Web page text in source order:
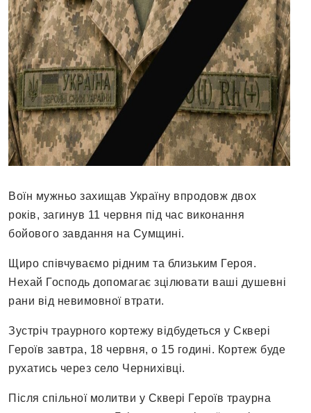
Воїн мужньо захищав Україну впродовж двох
років, загинув 11 червня під час виконання
бойового завдання на Сумщині.
Щиро співчуваємо рідним та близьким Героя.
Нехай Господь допомагає зцілювати ваші душевні
рани від невимовної втрати.
Зустріч траурного кортежу відбудеться у Сквері
Героїв завтра, 18 червня, о 15 годині. Кортеж буде
рухатись через село Чернихівці.
Після спільної молитви у Сквері Героїв траурна